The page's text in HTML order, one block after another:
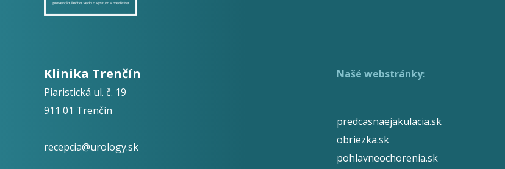
Klinika Trenčín
Piaristická ul. č. 19
911 01 Trenčín
recepcia@urology.sk
Našé webstránky:
predcasnaejakulacia.sk
obriezka.sk
pohlavneochorenia.sk